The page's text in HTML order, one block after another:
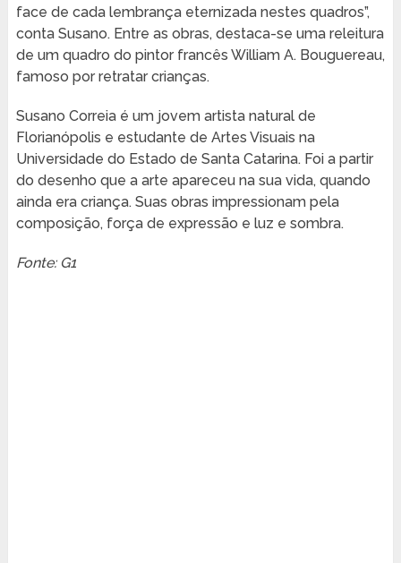
face de cada lembrança eternizada nestes quadros”,
conta Susano. Entre as obras, destaca-se uma releitura
de um quadro do pintor francês William A. Bouguereau,
famoso por retratar crianças.
Susano Correia é um jovem artista natural de
Florianópolis e estudante de Artes Visuais na
Universidade do Estado de Santa Catarina. Foi a partir
do desenho que a arte apareceu na sua vida, quando
ainda era criança. Suas obras impressionam pela
composição, força de expressão e luz e sombra.
Fonte: G1